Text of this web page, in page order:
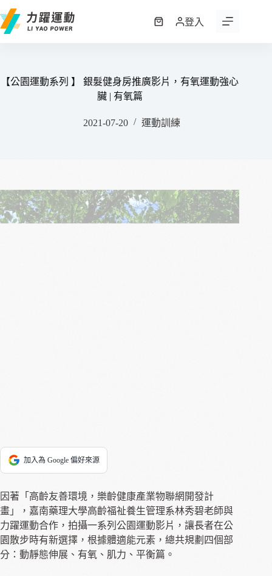
至
主
容
購
登入
【公園運動系列 】 銀髮健身房推廣影片，有氧運動強心
臟 | 有氧篇
2021-07-20 運動訓練
加入為 Google 偏好來源
因著「高齡友善環境，樂齡健康產業物聯網開發計
畫」，嘉南藥理大學高齡福祉養生管理系林秀碧老師與
力躍運動合作，拍攝一系列公園運動影片，讓長者在公
園散步時有新選擇，根據體適能元素，總共規劃四個部
分：動靜態伸展、有氧、肌力、平衡篇。